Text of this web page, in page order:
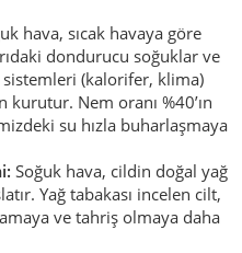
hava, sıcak havaya göre
dondurucu soğuklar ve
sistemleri (kalorifer, klima)
Nem oranı %40’ın
su hızla buharlaşmaya
Soğuk hava, cildin doğal yağ
Yağ tabakası incelen cilt,
ve tahriş olmaya daha